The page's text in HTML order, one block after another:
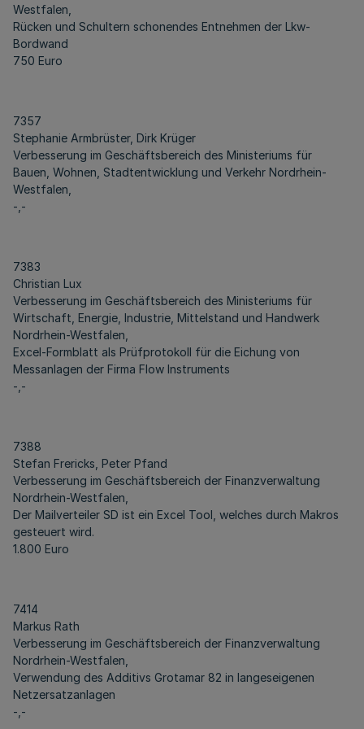
Westfalen,
Rücken und Schultern schonendes Entnehmen der Lkw-
Bordwand
750 Euro
7357
Stephanie Armbrüster, Dirk Krüger
Verbesserung im Geschäftsbereich des Ministeriums für
Bauen, Wohnen, Stadtentwicklung und Verkehr Nordrhein-
Westfalen,
-,-
7383
Christian Lux
Verbesserung im Geschäftsbereich des Ministeriums für
Wirtschaft, Energie, Industrie, Mittelstand und Handwerk
Nordrhein-Westfalen,
Excel-Formblatt als Prüfprotokoll für die Eichung von
Messanlagen der Firma Flow Instruments
-,-
7388
Stefan Frericks, Peter Pfand
Verbesserung im Geschäftsbereich der Finanzverwaltung
Nordrhein-Westfalen,
Der Mailverteiler SD ist ein Excel Tool, welches durch Makros
gesteuert wird.
1.800 Euro
7414
Markus Rath
Verbesserung im Geschäftsbereich der Finanzverwaltung
Nordrhein-Westfalen,
Verwendung des Additivs Grotamar 82 in langeseigenen
Netzersatzanlagen
-,-